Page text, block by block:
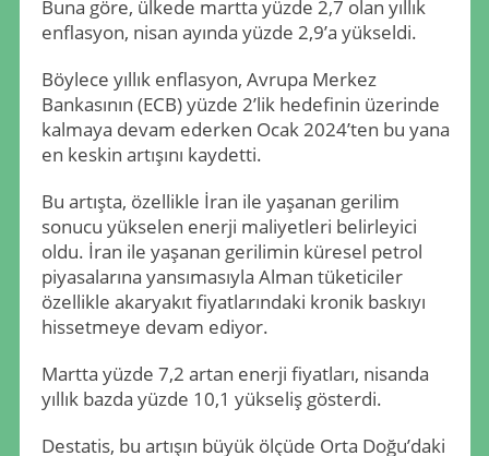
Buna göre, ülkede martta yüzde 2,7 olan yıllık
enflasyon, nisan ayında yüzde 2,9’a yükseldi.
Böylece yıllık enflasyon, Avrupa Merkez
Bankasının (ECB) yüzde 2’lik hedefinin üzerinde
kalmaya devam ederken Ocak 2024’ten bu yana
en keskin artışını kaydetti.
Bu artışta, özellikle İran ile yaşanan gerilim
sonucu yükselen enerji maliyetleri belirleyici
oldu. İran ile yaşanan gerilimin küresel petrol
piyasalarına yansımasıyla Alman tüketiciler
özellikle akaryakıt fiyatlarındaki kronik baskıyı
hissetmeye devam ediyor.
Martta yüzde 7,2 artan enerji fiyatları, nisanda
yıllık bazda yüzde 10,1 yükseliş gösterdi.
Destatis, bu artışın büyük ölçüde Orta Doğu’daki